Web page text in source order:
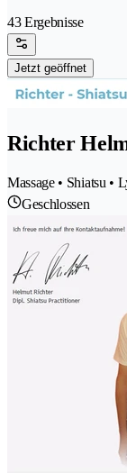
43 Ergebnisse
Jetzt geöffnet
Richter
Massage • Shiatsu •
Geschlossen